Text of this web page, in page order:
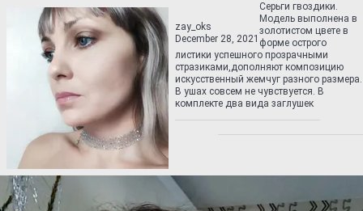
zay_oks
December 28, 2021
Серьги гвоздики.
Модель выполнена в
золотистом цвете в
форме острого
листики успешного прозрачными
стразиками,дополняют композицию
искусственный жемчуг разного размера.
В ушах совсем не чувствуется. В
комплекте два вида заглушек